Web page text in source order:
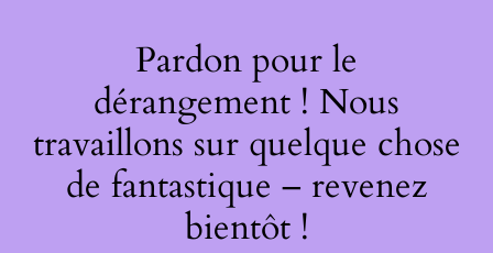
Pardon pour le
dérangement ! Nous
travaillons sur quelque chose
de fantastique – revenez
bientôt !